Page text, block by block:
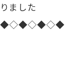
ました